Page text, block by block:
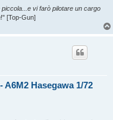
vi farò pilotare un cargo
!" [Top-Gun]
Hasegawa 1/72